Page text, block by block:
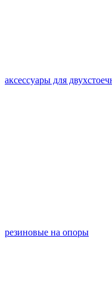
аксессуары для
резиновые на опоры